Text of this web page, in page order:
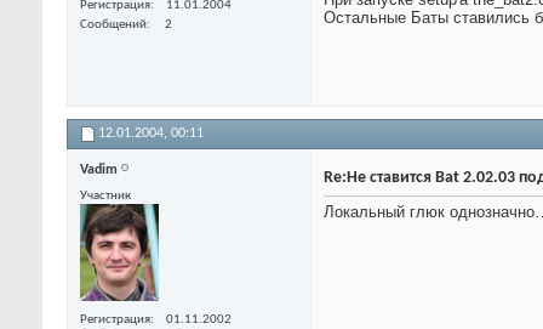
Регистрация
11.01.2004
Сообщений
2
Остальные Баты ставились
12.01.2004, 00:11
Vadim
Участник
Регистрация
01.11.2002
Re:Не ставится Bat 2.02.03
Локальный глюк